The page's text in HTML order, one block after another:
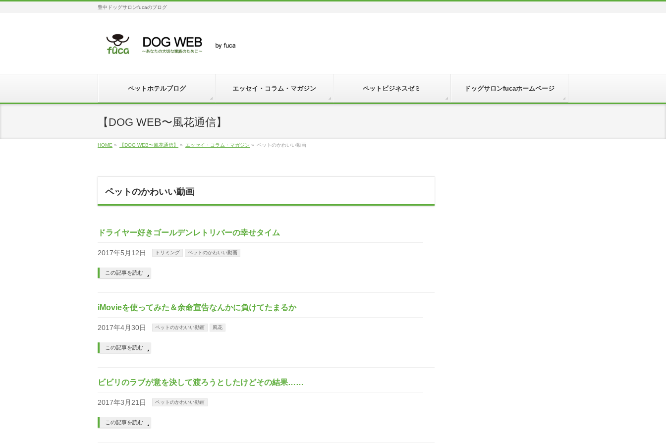
豊中ドッグサロンfucaのブログ
ペットホテルブログ エッセイ・コラム・マガジン ペットビジネスゼミ ドッグサロンfucaホームページ
【DOG WEB〜風花通信】
HOME » 【DOG WEB〜風花通信】 » エッセイ・コラム・マガジン » ペットのかわいい動画
ペットのかわいい動画
ドライヤー好きゴールデンレトリバーの幸せタイム
2017年5月12日 トリミング ペットのかわいい動画
この記事を読む
iMovieを使ってみた＆余命宣告なんかに負けてたまるか
2017年4月30日 ペットのかわいい動画 風花
この記事を読む
ビビリのラブが意を決して渡ろうとしたけどその結果……
2017年3月21日 ペットのかわいい動画
この記事を読む